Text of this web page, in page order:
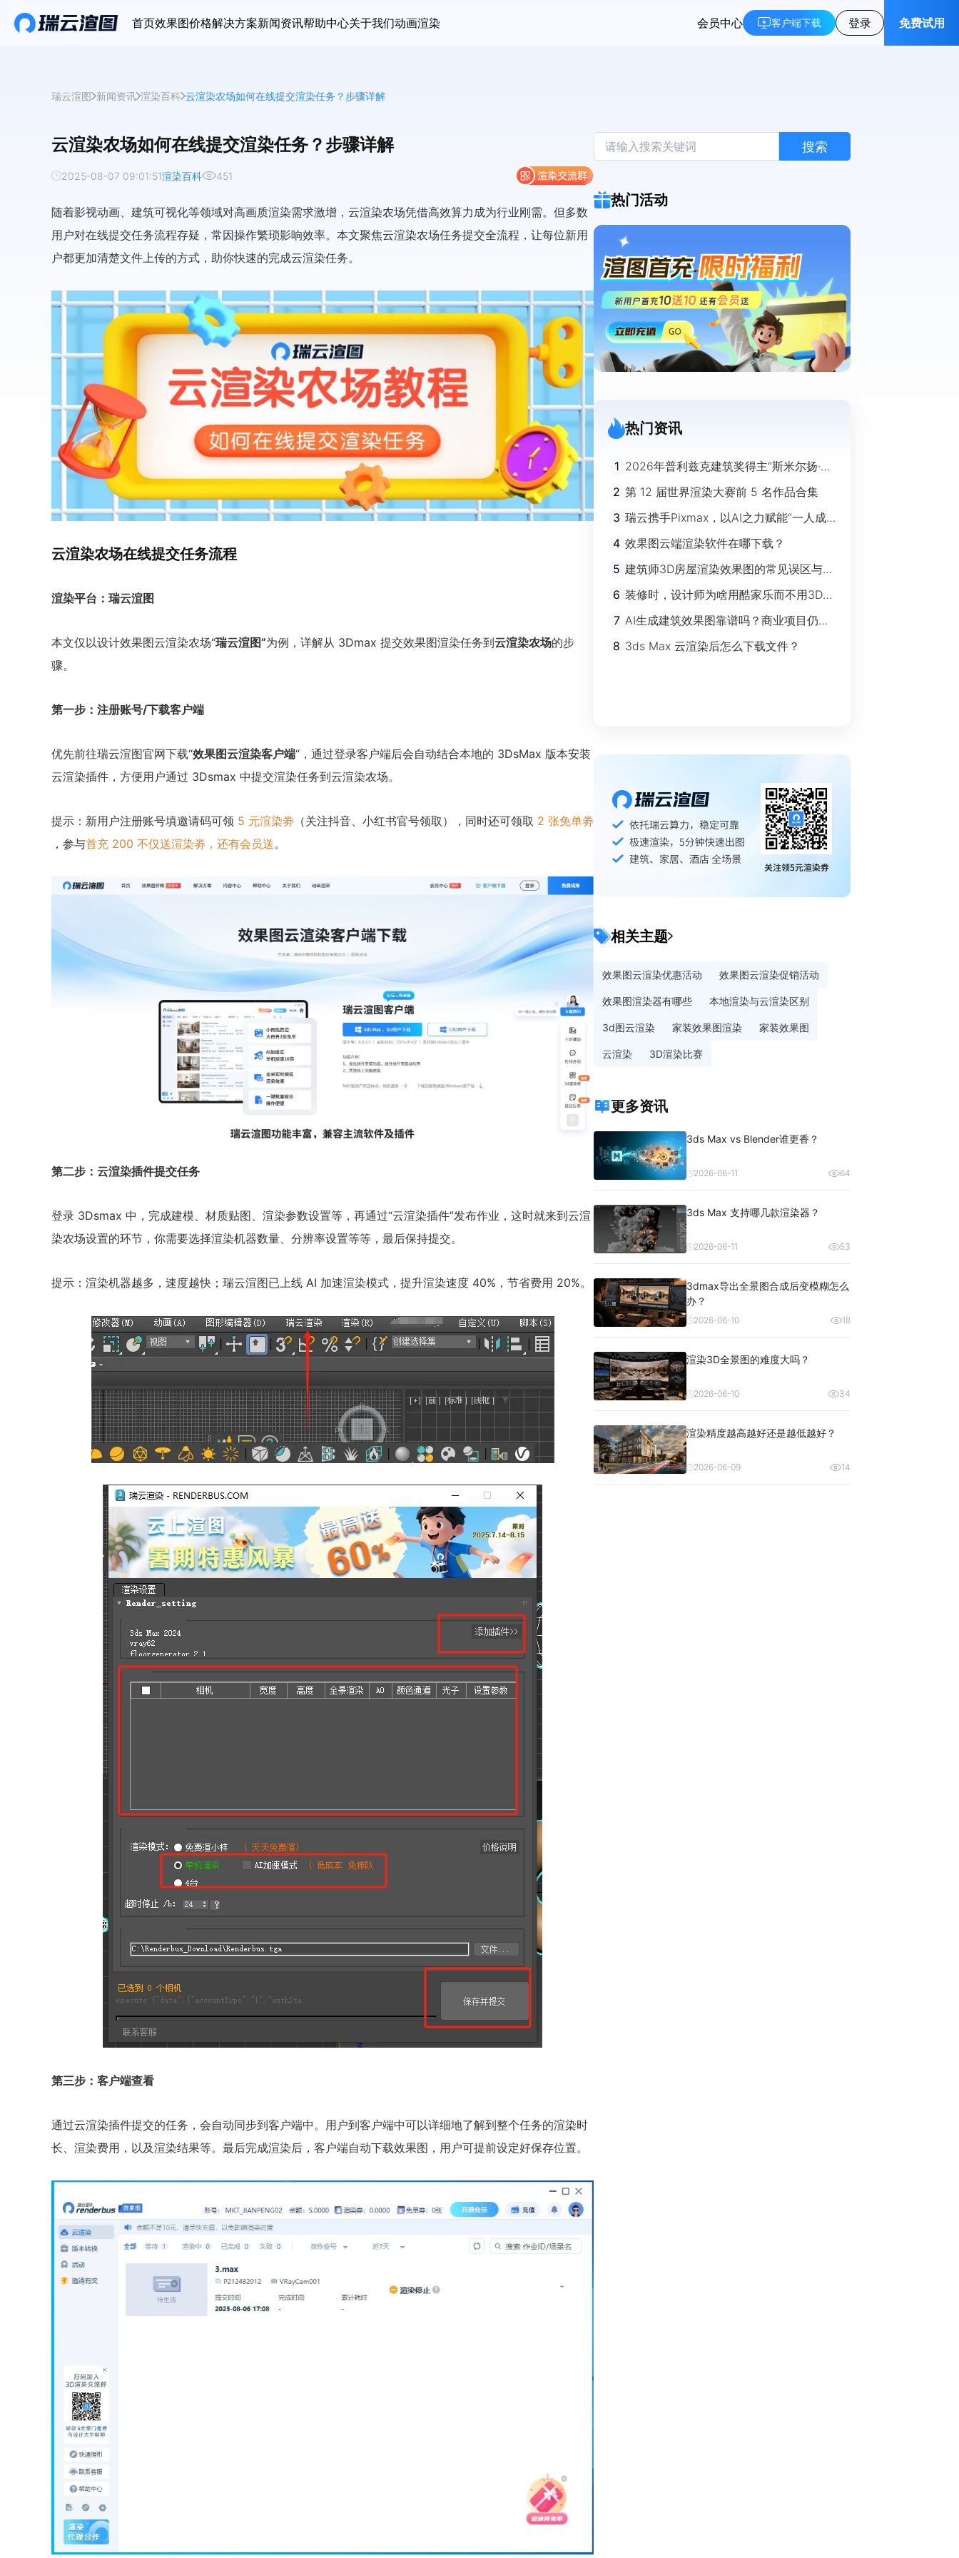
首页效果图价格解决方案新闻资讯帮助中心关于我们动画渲染 会员中心 客户端下载 登录 免费试用
瑞云渲图 新闻资讯 渲染百科 云渲染农场如何在线提交渲染任务？步骤详解
云渲染农场如何在线提交渲染任务？步骤详解
2025-08-07 09:01:51渲染百科 451
随着影视动画、建筑可视化等领域对高画质渲染需求激增，云渲染农场凭借高效算力成为行业刚需。但多数
用户对在线提交任务流程存疑，常因操作繁琐影响效率。本文聚焦云渲染农场任务提交全流程，让每位新用
户都更加清楚文件上传的方式，助你快速的完成云渲染任务。
云渲染农场在线提交任务流程
渲染平台：瑞云渲图
本文仅以设计效果图云渲染农场“瑞云渲图”为例，详解从 3Dmax 提交效果图渲染任务到云渲染农场的步
骤。
第一步：注册账号/下载客户端
优先前往瑞云渲图官网下载“效果图云渲染客户端“，通过登录客户端后会自动结合本地的 3DsMax 版本安装
云渲染插件，方便用户通过 3Dsmax 中提交渲染任务到云渲染农场。
提示：新用户注册账号填邀请码可领 5 元渲染劵 （关注抖音、小红书官号领取），同时还可领取 2 张免单劵
，参与首充 200 不仅送渲染劵，还有会员送。
第二步：云渲染插件提交任务
登录 3Dsmax 中，完成建模、材质贴图、渲染参数设置等，再通过“云渲染插件”发布作业，这时就来到云渲
染农场设置的环节，你需要选择渲染机器数量、分辨率设置等等，最后保持提交。
提示：渲染机器越多，速度越快；瑞云渲图已上线 AI 加速渲染模式，提升渲染速度 40%，节省费用 20%。
第三步：客户端查看
通过云渲染插件提交的任务，会自动同步到客户端中。用户到客户端中可以详细地了解到整个任务的渲染时
长、渲染费用，以及渲染结果等。最后完成渲染后，客户端自动下载效果图，用户可提前设定好保存位置。
搜索
热门活动
热门资讯
1 2026年普利兹克建筑奖得主“斯米尔扬·拉
迪奇”经典作品欣赏
2 第 12 届世界渲染大赛前 5 名作品合集
3 瑞云携手Pixmax，以AI之力赋能“一人成
4 效果图云端渲染软件在哪下载？
5 建筑师3D房屋渲染效果图的常见误区与规
避指南
6 装修时，设计师为啥用酷家乐而不用3Ds
max？
7 AI生成建筑效果图靠谱吗？商业项目仍离
不开传统渲染
8 3ds Max 云渲染后怎么下载文件？
相关主题
效果图云渲染优惠活动 效果图云渲染促销活动
效果图渲染器有哪些 本地渲染与云渲染区别
3d图云渲染 家装效果图渲染 家装效果图
云渲染 3D渲染比赛
更多资讯
3ds Max vs Blender谁更香？
2026-06-11 64
3ds Max 支持哪几款渲染器？
2026-06-11 53
3dmax导出全景图合成后变模糊怎么
办？
2026-06-10 18
渲染3D全景图的难度大吗？
2026-06-10 34
渲染精度越高越好还是越低越好？
2026-06-09 14